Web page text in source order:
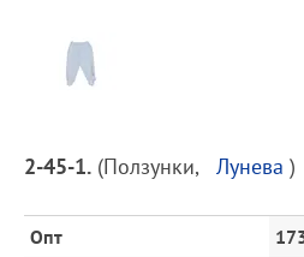
Описание
товара
и
цена
2-45-1. (Ползунки, Лунева )
Опт